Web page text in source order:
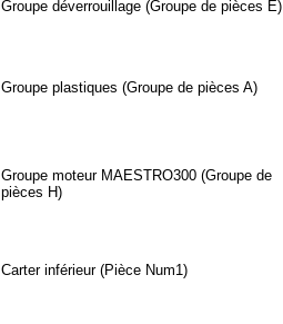
Groupe déverrouillage (Groupe de pièces E)
Groupe plastiques (Groupe de pièces A)
Groupe moteur MAESTRO300 (Groupe de
pièces H)
Carter inférieur (Pièce Num1)